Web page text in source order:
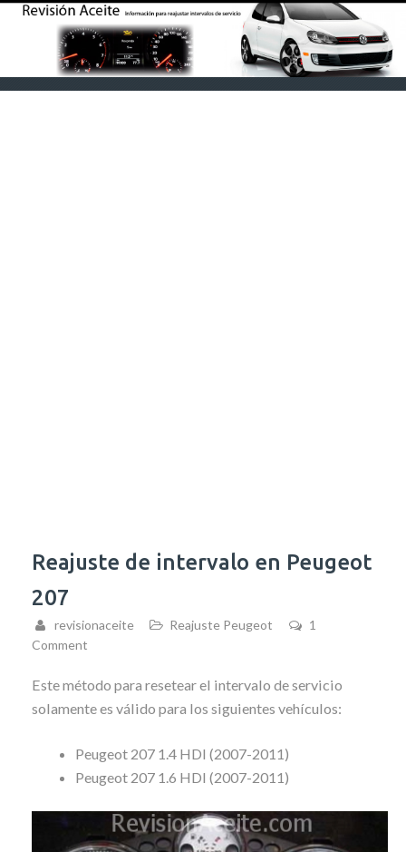
Reajuste de intervalo en Peugeot
207
revisionaceite Reajuste Peugeot
1
Comment
Este método para resetear el intervalo de servicio
solamente es válido para los siguientes vehículos:
Peugeot 207 1.4 HDI (2007-2011)
Peugeot 207 1.6 HDI (2007-2011)